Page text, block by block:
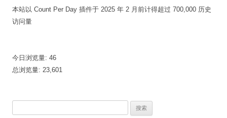
本站以 Count Per Day 插件于 2025 年 2 月前计得超过 700,000 历史
访问量
今日浏览量: 46
总浏览量: 23,601